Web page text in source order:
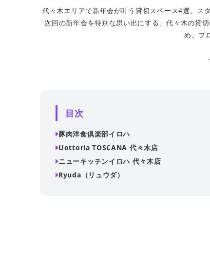
代々木エリアで新年会が叶う貸切スペース4選。ス
次回の新年会を特別な思い出にする、代々木の貸
め。プ
目次
豚肉洋食倶楽部イロハ
Uottoria TOSCANA 代々木店
ニューキッチンイロハ 代々木店
Ryuda（リュウダ）